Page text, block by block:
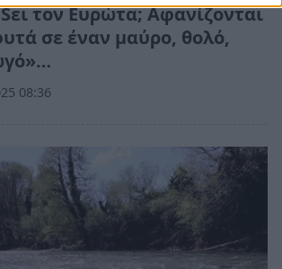
τον Ευρώτα; Αφανίζονται
σε έναν μαύρο, θολό,
08:36